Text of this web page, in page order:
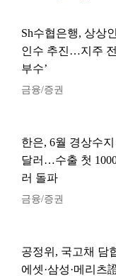
Sh수협은행, 상상
인수 추진…지주
부수’
금융/증권
한은, 6월 경상수지
달러…수출 첫
러 돌파
금융/증권
공정위, 국고채 담
에셋·삼성·메리츠